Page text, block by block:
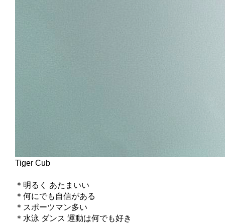
Tiger Cub
＊明るく あたまいい
＊何にでも自信がある
＊スポーツマン多い
＊水泳 ダンス 運動は何でも好き